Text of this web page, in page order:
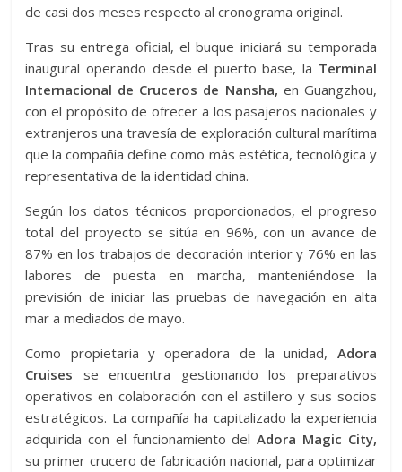
de casi dos meses respecto al cronograma original.
Tras su entrega oficial, el buque iniciará su temporada
inaugural operando desde el puerto base, la Terminal
Internacional de Cruceros de Nansha, en Guangzhou,
con el propósito de ofrecer a los pasajeros nacionales y
extranjeros una travesía de exploración cultural marítima
que la compañía define como más estética, tecnológica y
representativa de la identidad china.
Según los datos técnicos proporcionados, el progreso
total del proyecto se sitúa en 96%, con un avance de
87% en los trabajos de decoración interior y 76% en las
labores de puesta en marcha, manteniéndose la
previsión de iniciar las pruebas de navegación en alta
mar a mediados de mayo.
Como propietaria y operadora de la unidad, Adora
Cruises se encuentra gestionando los preparativos
operativos en colaboración con el astillero y sus socios
estratégicos. La compañía ha capitalizado la experiencia
adquirida con el funcionamiento delAdora Magic City,
su primer crucero de fabricación nacional, para optimizar